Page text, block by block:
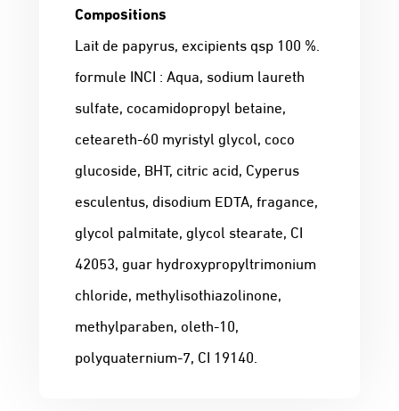
Compositions
Lait de papyrus, excipients qsp 100 %.
formule INCI : Aqua, sodium laureth
sulfate, cocamidopropyl betaine,
ceteareth-60 myristyl glycol, coco
glucoside, BHT, citric acid, Cyperus
esculentus, disodium EDTA, fragance,
glycol palmitate, glycol stearate, CI
42053, guar hydroxypropyltrimonium
chloride, methylisothiazolinone,
methylparaben, oleth-10,
polyquaternium-7, CI 19140.